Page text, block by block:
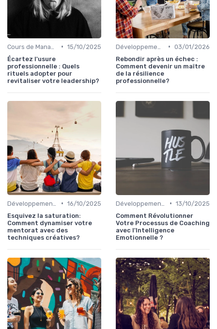
• 15/10/2025
Écartez l'usure
professionnelle : Quels
rituels adopter pour
revitaliser votre leadership?
• 03/01/2026
Rebondir après un échec :
Comment devenir un maître
de la résilience
professionnelle?
• 16/10/2025
Esquivez la saturation:
Comment dynamiser votre
mentorat avec des
techniques créatives?
• 13/10/2025
Comment Révolutionner
Votre Processus de Coaching
avec l'Intelligence
Emotionnelle ?